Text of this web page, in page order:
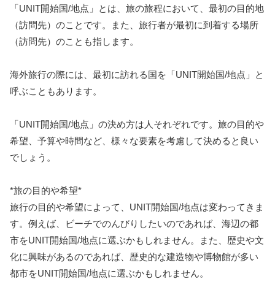
「UNIT開始国/地点」とは、旅の旅程において、最初の目的地
（訪問先）のことです。また、旅行者が最初に到着する場所
（訪問先）のことも指します。
海外旅行の際には、最初に訪れる国を「UNIT開始国/地点」と
呼ぶこともあります。
「UNIT開始国/地点」の決め方は人それぞれです。旅の目的や
希望、予算や時間など、様々な要素を考慮して決めると良い
でしょう。
*旅の目的や希望*
旅行の目的や希望によって、UNIT開始国/地点は変わってきま
す。例えば、ビーチでのんびりしたいのであれば、海辺の都
市をUNIT開始国/地点に選ぶかもしれません。また、歴史や文
化に興味があるのであれば、歴史的な建造物や博物館が多い
都市をUNIT開始国/地点に選ぶかもしれません。